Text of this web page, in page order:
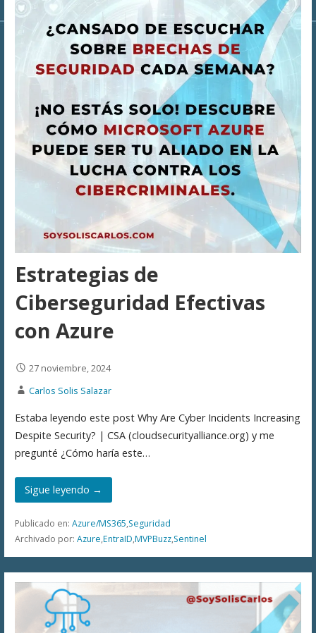
Estrategias de
Ciberseguridad Efectivas
con Azure
27 noviembre, 2024
Carlos Solis Salazar
Estaba leyendo este post Why Are Cyber Incidents Increasing
Despite Security? | CSA (cloudsecurityalliance.org) y me
pregunté ¿Cómo haría este…
Sigue leyendo →
Publicado en: Azure/MS365,Seguridad
Archivado por: Azure,EntraID,MVPBuzz,Sentinel